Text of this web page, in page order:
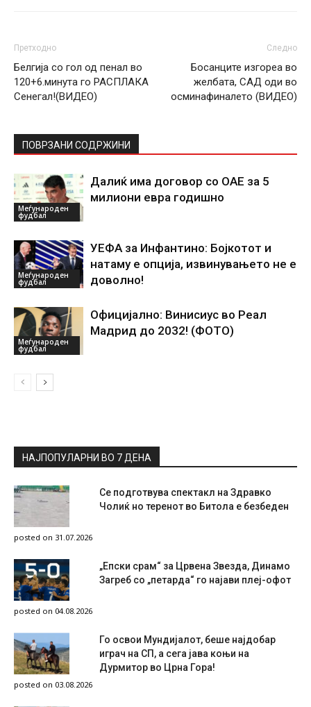
Претходно
Белгија со гол од пенал во
120+6.минута го РАСПЛАКА
Сенегал!(ВИДЕО)
Следно
Босанците изгореа во
желбата, САД оди во
осминафиналето (ВИДЕО)
ПОВРЗАНИ СОДРЖИНИ
Меѓународен
фудбал
Далиќ има договор со ОАЕ за 5
милиони евра годишно
Меѓународен
фудбал
УЕФА за Инфантино: Бојкотот и
натаму е опција, извинувањето не е
доволно!
Меѓународен
фудбал
Официјално: Винисиус во Реал
Мадрид до 2032! (ФОТО)
НАЈПОПУЛАРНИ ВО 7 ДЕНА
Се подготвува спектакл на Здравко
Чолиќ но теренот во Битола е безбеден
posted on 31.07.2026
„Епски срам“ за Црвена Звезда, Динамо
Загреб со „петарда“ го најави плеј-офот
posted on 04.08.2026
Го освои Мундијалот, беше најдобар
играч на СП, а сега јава коњи на
Дурмитор во Црна Гора!
posted on 03.08.2026